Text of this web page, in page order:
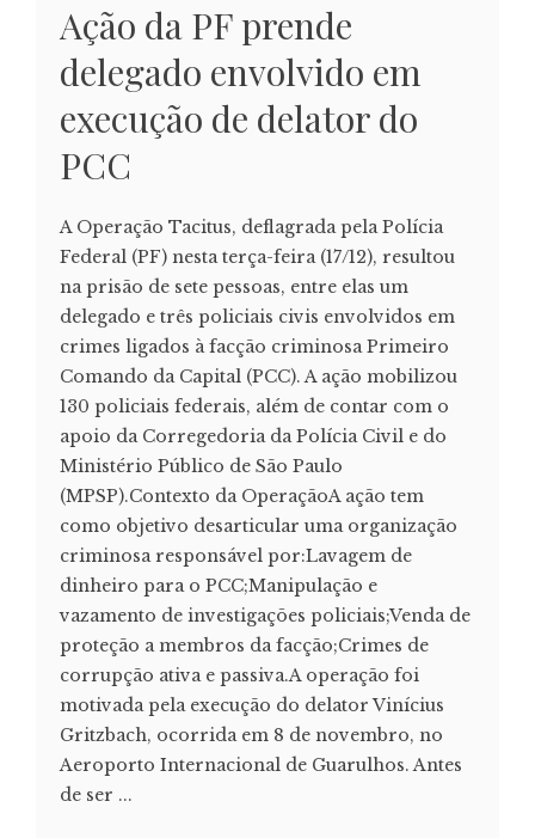
Ação da PF prende
delegado envolvido em
execução de delator do
PCC
A Operação Tacitus, deflagrada pela Polícia
Federal (PF) nesta terça-feira (17/12), resultou
na prisão de sete pessoas, entre elas um
delegado e três policiais civis envolvidos em
crimes ligados à facção criminosa Primeiro
Comando da Capital (PCC). A ação mobilizou
130 policiais federais, além de contar com o
apoio da Corregedoria da Polícia Civil e do
Ministério Público de São Paulo
(MPSP).Contexto da OperaçãoA ação tem
como objetivo desarticular uma organização
criminosa responsável por:Lavagem de
dinheiro para o PCC;Manipulação e
vazamento de investigações policiais;Venda de
proteção a membros da facção;Crimes de
corrupção ativa e passiva.A operação foi
motivada pela execução do delator Vinícius
Gritzbach, ocorrida em 8 de novembro, no
Aeroporto Internacional de Guarulhos. Antes
de ser ...